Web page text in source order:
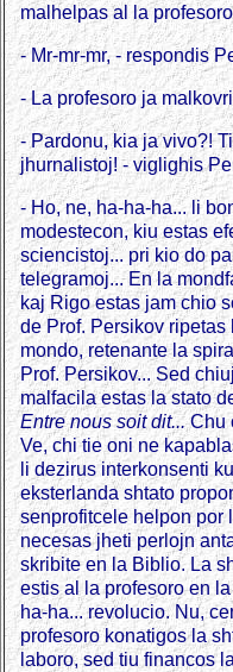
malhelpas al la
- Mr-mr-mr, - respondis
- La profesoro ja
- Pardonu, kia ja vivo?!
jhurnalistoj! - viglighis
- Ho, ne, ha-ha-ha... li
modestecon, kiu estas
sciencistoj... pri kio do
telegramoj... En la
kaj Rigo estas jam chio
de Prof. Persikov ripetas
mondo, retenante la
Prof. Persikov... Sed
malfacila estas la stato
Entre nous soit dit...Chu
Ve, chi tie oni ne
li dezirus interkonsenti
eksterlanda shtato
senprofitcele helpon por
necesas jheti perlojn
skribite en la Biblio. La
estis al la profesoro en
ha-ha... revolucio. Nu,
profesoro konatigos la
laboro, sed tiu financos